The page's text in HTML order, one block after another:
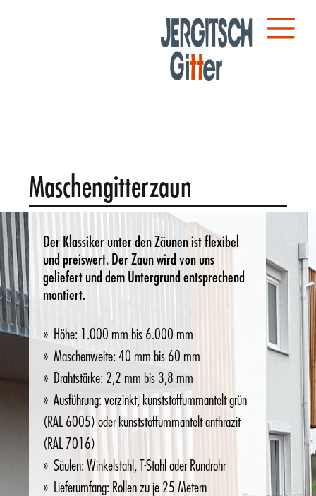
Maschengitterzaun
Der Klassiker unter den Zäunen ist flexibel
und preiswert. Der Zaun wird von uns
geliefert und dem Untergrund entsprechend
montiert.
Höhe: 1.000 mm bis 6.000 mm
Maschenweite: 40 mm bis 60 mm
Drahtstärke: 2,2 mm bis 3,8 mm
Ausführung: verzinkt, kunststoffummantelt grün
(RAL 6005) oder kunststoffummantelt anthrazit
(RAL 7016)
Säulen: Winkelstahl, T-Stahl oder Rundrohr
Lieferumfang: Rollen zu je 25 Metern